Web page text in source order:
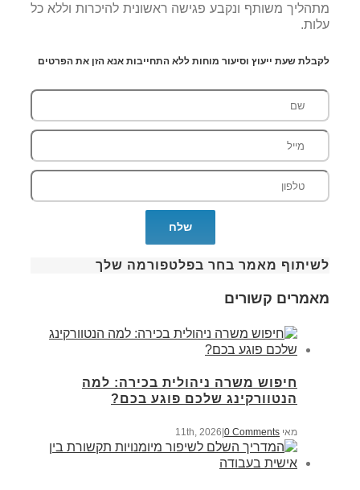
מתהליך משותף ונקבע פגישה ראשונית להיכרות וללא כל
עלות.
לקבלת שעת ייעוץ וסיעור מוחות ללא התחייבות אנא הזן את הפרטים
לשיתוף מאמר בחר בפלטפורמה שלך
מאמרים קשורים
חיפוש משרה ניהולית בכירה: למה
הנטוורקינג שלכם פוגע בכם?
מאי 11th, 2026 |0 Comments